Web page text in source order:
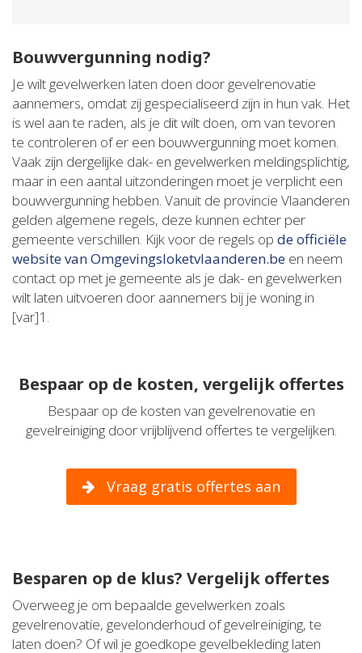
Bouwvergunning nodig?
Je wilt gevelwerken laten doen door gevelrenovatie
aannemers, omdat zij gespecialiseerd zijn in hun vak. Het
is wel aan te raden, als je dit wilt doen, om van tevoren
te controleren of er een bouwvergunning moet komen.
Vaak zijn dergelijke dak- en gevelwerken meldingsplichtig,
maar in een aantal uitzonderingen moet je verplicht een
bouwvergunning hebben. Vanuit de provincie Vlaanderen
gelden algemene regels, deze kunnen echter per
gemeente verschillen. Kijk voor de regels op de officiële
website van Omgevingsloketvlaanderen.be en neem
contact op met je gemeente als je dak- en gevelwerken
wilt laten uitvoeren door aannemers bij je woning in
[var]1.
Bespaar op de kosten, vergelijk offertes
Bespaar op de kosten van gevelrenovatie en
gevelreiniging door vrijblijvend offertes te vergelijken.
Vraag gratis offertes aan
Besparen op de klus? Vergelijk offertes
Overweeg je om bepaalde gevelwerken zoals
gevelrenovatie, gevelonderhoud of gevelreiniging, te
laten doen? Of wil je goedkope gevelbekleding laten